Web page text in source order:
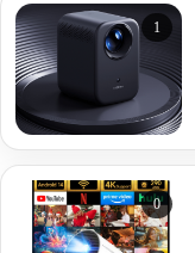
1
0